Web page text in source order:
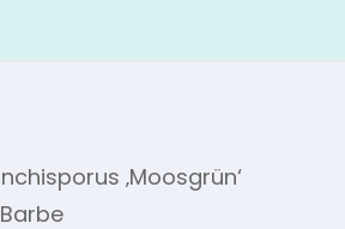
‚Moosgrün‘